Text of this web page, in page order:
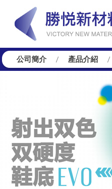
公司簡介 產品介紹